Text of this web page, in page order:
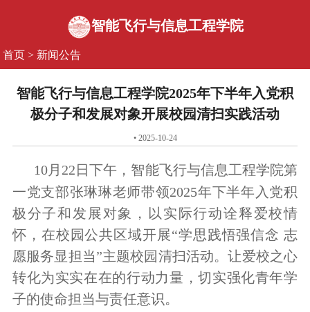
智能飞行与信息工程学院
首页 > 新闻公告
智能飞行与信息工程学院2025年下半年入党积
极分子和发展对象开展校园清扫实践活动
• 2025-10-24
10月22日下午，智能飞行与信息工程学院第
一党支部张琳琳老师带领2025年下半年入党积
极分子和发展对象，以实际行动诠释爱校情
怀，在校园公共区域开展“学思践悟强信念 志
愿服务显担当”主题校园清扫活动。让爱校之心
转化为实实在在的行动力量，切实强化青年学
子的使命担当与责任意识。